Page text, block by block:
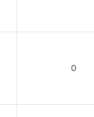
0